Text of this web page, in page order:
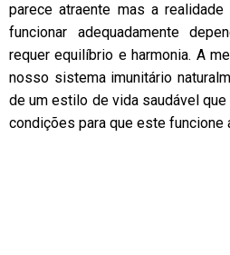
parece atraente mas a
funcionar adequadamente
requer equilíbrio e harmonia. A
nosso sistema imunitário
de um estilo de vida saudável
condições para que este funcione